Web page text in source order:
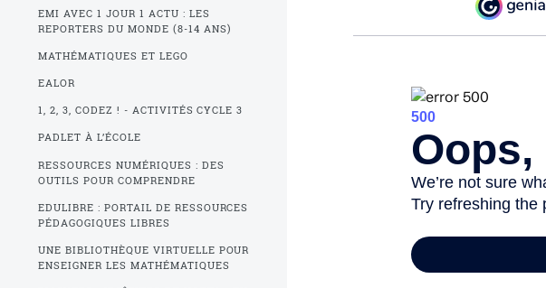
EMI AVEC 1 JOUR 1 ACTU : LES
REPORTERS DU MONDE (8-14 ANS)
MATHÉMATIQUES ET LEGO
EALOR
1, 2, 3, CODEZ ! - ACTIVITÉS CYCLE 3
PADLET À L’ÉCOLE
RESSOURCES NUMÉRIQUES : DES
OUTILS POUR COMPRENDRE
EDULIBRE : PORTAIL DE RESSOURCES
PÉDAGOGIQUES LIBRES
UNE BIBLIOTHÈQUE VIRTUELLE POUR
ENSEIGNER LES MATHÉMATIQUES